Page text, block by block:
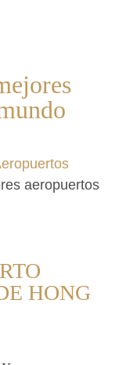
aeropuertos
HONG